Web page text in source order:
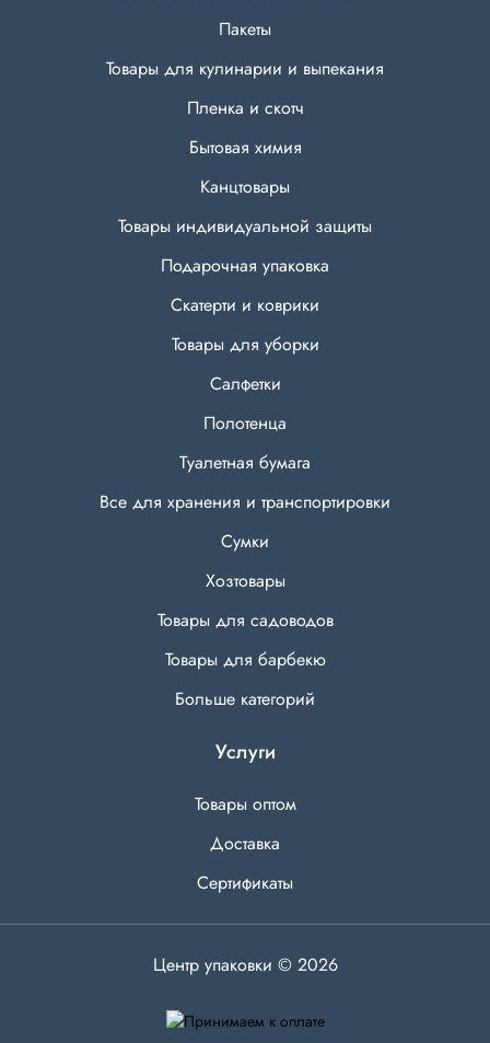
Пакеты
Товары для кулинарии и выпекания
Пленка и скотч
Бытовая химия
Канцтовары
Товары индивидуальной защиты
Подарочная упаковка
Скатерти и коврики
Товары для уборки
Салфетки
Полотенца
Туалетная бумага
Все для хранения и транспортировки
Сумки
Хозтовары
Товары для садоводов
Товары для барбекю
Больше категорий
Услуги
Товары оптом
Доставка
Сертификаты
Центр упаковки © 2026